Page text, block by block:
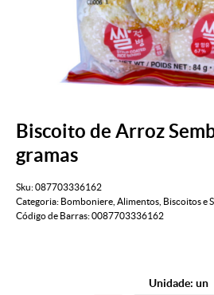
Biscoito de Arroz
gramas
Sku:087703336162
Categoria: Bomboniere Alimentos Biscoitos e
Código de Barras:0087703336162
Unidade: un